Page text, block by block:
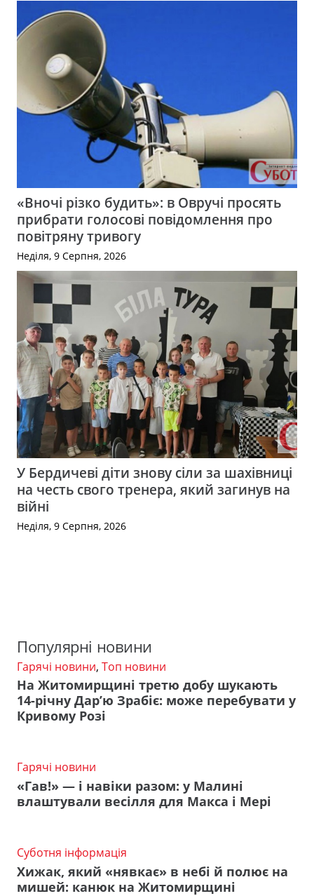
«Вночі різко будить»: в Овручі просять
прибрати голосові повідомлення про
повітряну тривогу
Неділя, 9 Серпня, 2026
У Бердичеві діти знову сіли за шахівниці
на честь свого тренера, який загинув на
війні
Неділя, 9 Серпня, 2026
Популярні новини
Гарячі новини, Топ новини
На Житомирщині третю добу шукають
14-річну Дар’ю Зрабіє: може перебувати у
Кривому Розі
Гарячі новини
«Гав!» — і навіки разом: у Малині
влаштували весілля для Макса і Мері
Суботня інформація
Хижак, який «нявкає» в небі й полює на
мишей: канюк на Житомирщині